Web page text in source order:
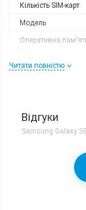
Кількість SIM-карт
Модель
Оперативна
Роздільна здатність
Процесор
Читати повністю
Відгуки
Samsung Galaxy